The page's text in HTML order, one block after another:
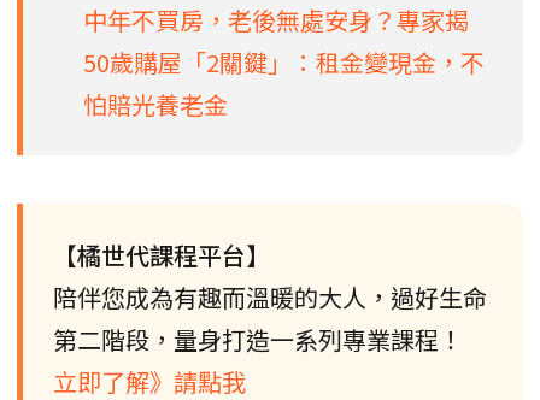
中年不買房，老後無處安身？專家揭
50歲購屋「2關鍵」：租金變現金，不
怕賠光養老金
【橘世代課程平台】
陪伴您成為有趣而溫暖的大人，過好生命
第二階段，量身打造一系列專業課程！
立即了解》請點我